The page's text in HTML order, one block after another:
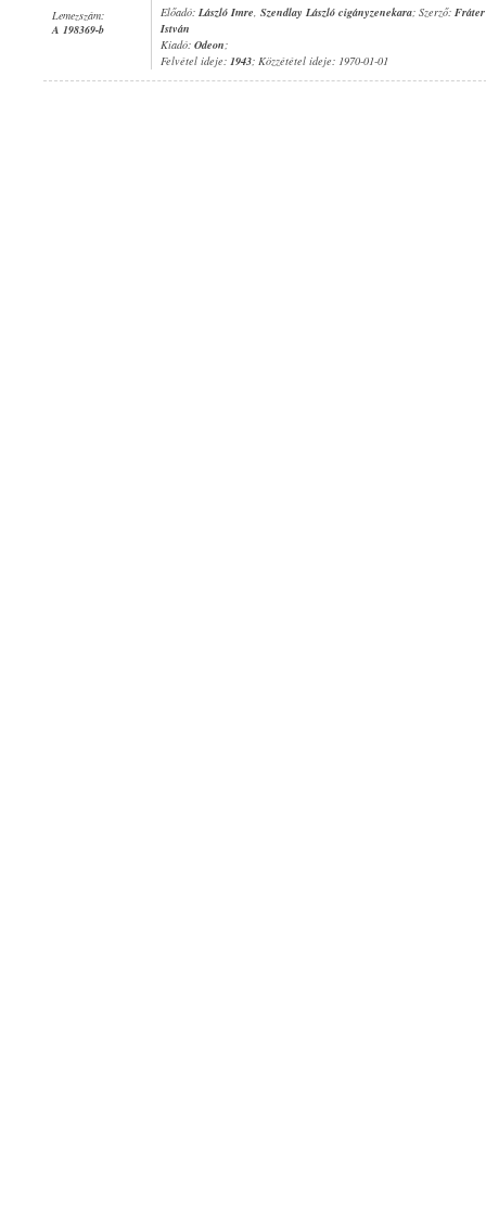
Lemezszám:
A 198369-b
Előadó: László Imre, Szendlay László cigányzenekara; Szerző:
István
Kiadó: Odeon;
Felvétel ideje: 1943; Közzététel ideje: 1970-01-01